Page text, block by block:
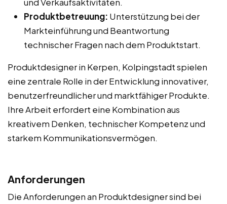
Produktbetreuung: Unterstützung bei der
Markteinführung und Beantwortung
technischer Fragen nach dem Produktstart.
Produktdesigner in Kerpen, Kolpingstadt spielen
eine zentrale Rolle in der Entwicklung innovativer,
benutzerfreundlicher und marktfähiger Produkte.
Ihre Arbeit erfordert eine Kombination aus
kreativem Denken, technischer Kompetenz und
starkem Kommunikationsvermögen.
Anforderungen
Die Anforderungen an Produktdesigner sind bei